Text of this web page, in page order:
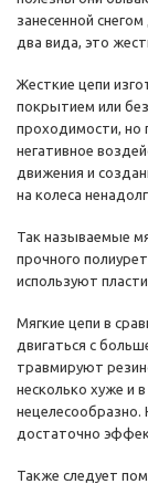
занесенной
два вида, это
Жесткие цепи
покрытием или
проходимости, но
негативное
движения и
на колеса
Так называемые
прочного
используют
Мягкие цепи в
двигаться с
травмируют
несколько хуже и
нецелесообразно.
достаточно
Также следует